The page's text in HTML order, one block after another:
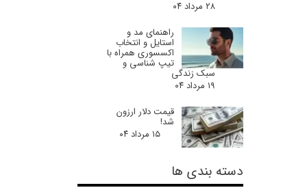
۲۸ مرداد ۰۴
راهنمای مد و
استایل و انتخاب
اکسسوری همراه با
تیپ شناسی و
سبک زندگی
۱۹ مرداد ۰۴
قیمت دلار ارزون
شد!
۱۵ مرداد ۰۴
دسته بندی ها